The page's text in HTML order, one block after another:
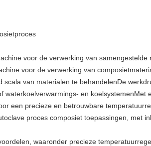
voor de verwerking van samengestelde
voor de verwerking van
van materialen te behandelenDe
en koelsystemenMet
een precieze en betrouwbare
proces composiet toepassingen, met
waaronder precieze